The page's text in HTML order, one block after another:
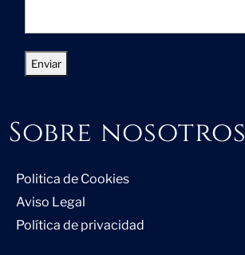
Sobre nosotros
Politica de Cookies
Aviso Legal
Política de privacidad